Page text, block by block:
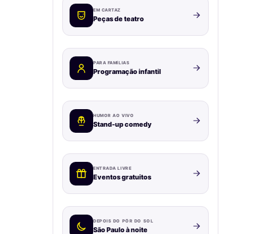
EM CARTAZ
Peças de teatro
PARA FAMÍLIAS
Programação infantil
HUMOR AO VIVO
Stand-up comedy
ENTRADA LIVRE
Eventos gratuitos
DEPOIS DO PÔR DO SOL
São Paulo à noite